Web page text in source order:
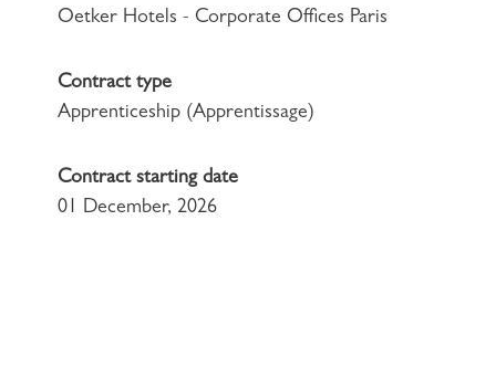
Oetker Hotels - Corporate Offices Paris
Contract type
Apprenticeship (Apprentissage)
Contract starting date
01 December, 2026